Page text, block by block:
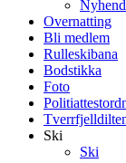
Overnatting
Bli medlem
Rulleskibana
Bodstikka
Foto
Ski
Ski